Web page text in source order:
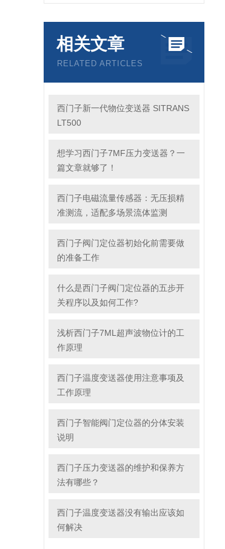
相关文章
RELATED ARTICLES
西门子新一代物位变送器 SITRANS
LT500
想学习西门子7MF压力变送器？一
篇文章就够了！
西门子电磁流量传感器：无压损精
准测流，适配多场景流体监测
西门子阀门定位器初始化前需要做
的准备工作
什么是西门子阀门定位器的五步开
关程序以及如何工作?
浅析西门子7ML超声波物位计的工
作原理
西门子温度变送器使用注意事项及
工作原理
西门子智能阀门定位器的分体安装
说明
西门子压力变送器的维护和保养方
法有哪些？
西门子温度变送器没有输出应该如
何解决